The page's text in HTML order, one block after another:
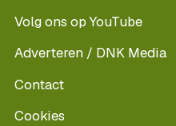
Volg ons op YouTube
Adverteren / DNK Media
Contact
Cookies